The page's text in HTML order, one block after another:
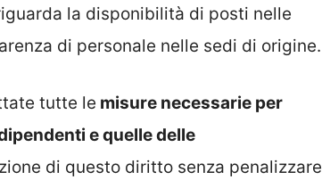
la disponibilità di posti nelle
di personale nelle sedi di origine.
tutte le misure necessarie per
e quelle delle
di questo diritto senza penalizzare